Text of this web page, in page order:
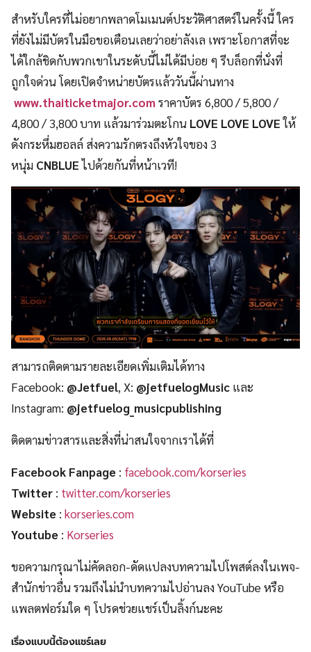
สำหรับใครที่ไม่อยากพลาดโมเมนต์ประวัติศาสตร์ในครั้งนี้ ใคร
ที่ยังไม่มีบัตรในมือขอเตือนเลยว่าอย่าลังเล เพราะโอกาสที่จะ
ได้ใกล้ชิดกับพวกเขาในระดับนี้ไม่ได้มีบ่อย ๆ รีบล็อกที่นั่งที่
ถูกใจด่วน โดยเปิดจำหน่ายบัตรแล้ววันนี้ผ่านทาง
www.thaiticketmajor.comราคาบัตร 6,800 / 5,800 /
4,800 / 3,800 บาท แล้วมาร่วมตะโกน LOVE LOVE LOVEให้
ดังกระหึ่มฮอลล์ ส่งความรักตรงถึงหัวใจของ 3
หนุ่ม CNBLUEไปด้วยกันที่หน้าเวที!
สามารถติดตามรายละเอียดเพิ่มเติมได้ทาง
Facebook: @Jetfuel, X: @jetfuelogMusic และ
Instagram: @jetfuelog_musicpublishing
ติดตามข่าวสารและสิ่งที่น่าสนใจจากเราได้ที่
Facebook Fanpage : facebook.com/korseries
Twitter : twitter.com/korseries
Website : korseries.com
Youtube : Korseries
ขอความกรุณาไม่คัดลอก-ดัดแปลงบทความไปโพสต์ลงในเพจ-
สำนักข่าวอื่น รวมถึงไม่นำบทความไปอ่านลง YouTube หรือ
แพลตฟอร์มใด ๆ โปรดช่วยแชร์เป็นลิ้งก์นะคะ